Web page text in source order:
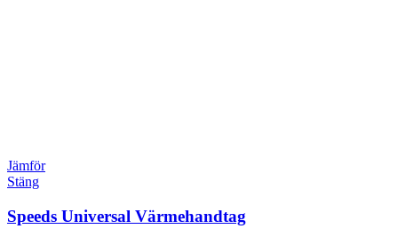
Jämför
Stäng
Speeds Universal Värmehandtag